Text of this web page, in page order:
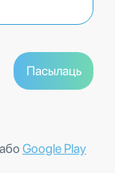
або Google Play